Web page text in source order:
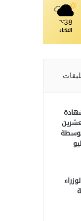
38
℃
الثلاثاء